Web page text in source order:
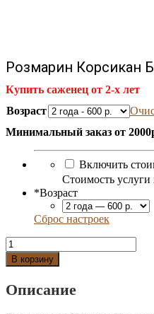
Розмарин Корсикан
Купить саженец от 2-х лет
Возраст
Минимальный заказ от
Включить
Стоимость услуги
*Возраст
Сброс настроек
Количество
Розмарин
Корсикан
(Corsican
В корзину
Описание